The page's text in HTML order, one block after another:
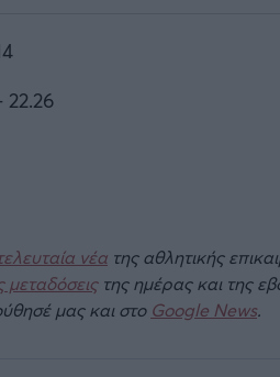
22.26
νέα της αθλητικής
μεταδόσειςτης ημέρας και της
μας και στο Google News.